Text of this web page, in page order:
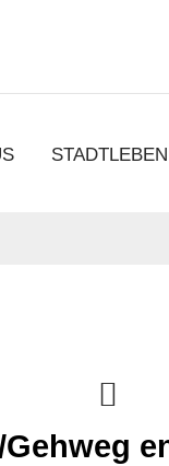
STADTLEBEN